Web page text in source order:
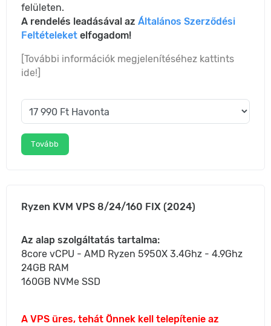
felületen.
A rendelés leadásával azÁltalános Szerződési
Feltételeket elfogadom!
[További információk megjelenítéséhez kattints
ide!]
Tovább
Ryzen KVM VPS 8/24/160 FIX (2024)
Az alap szolgáltatás tartalma:
8core vCPU - AMD Ryzen 5950X 3.4Ghz - 4.9Ghz
24GB RAM
160GB NVMe SSD
A VPS üres, tehát Önnek kell telepítenie az